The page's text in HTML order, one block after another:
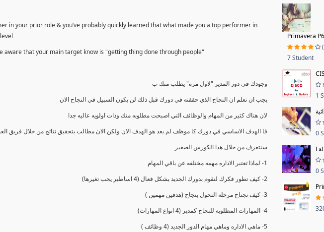
in your prior role & you’ve probably quickly learned that what made you a top performer in
aware that your main target know is "getting thing done through people"
وجودك في دور المدير "لاول مره" يطلب منك ب
يجب ان تعلم ان النجاح الذي حققته في دورك قبل ذلك لن يكون السبيل في النجاح الان
لان هناك كثير من المهام والوظائف التي اصبحت مطلوبه منك وذات اولويه عاليه جدا
فا الهدف الاساسي في دورك كا موظف لم يعد هو الهدف الان ولكن الان مطالب بتحقيق نتائج من خلال فريق
سنتعرف من خلال هذا الكورس الصغير
1- لماذا تعتبر الاداره مهمه مختلفه عن باقي المهام
2- كيف تطور فكرك لتقوم بدورك الجديد بشكل فعال (4 اساطير يجب تغيرها)
3- كيف تجتاح مرحله التحول بنجاح (هدفين مهمين )
4- المهارات المطلوبه للنجاح كمدير (4 انواع المهارات)
5- ماهي الاداره وماهي مهام الدور الجديد (4 وظائف )
Primavera
7 Student
1
0
0